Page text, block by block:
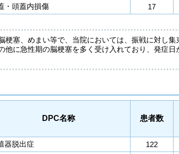
・頭蓋内損傷 17
梗塞、めまい等で、当院においては、振戦に対し
他に急性期の脳梗塞を多く受け入れており、発症
DPC名称 患者数
器脱出症 122